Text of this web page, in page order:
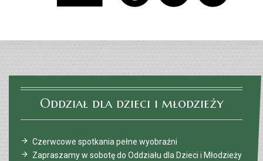
Oddział dla dzieci i młodzieży
Czerwcowe spotkania pełne wyobraźni
Zapraszamy w sobotę do Oddziału dla Dzieci i Młodzieży